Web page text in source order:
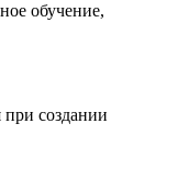
обучение,
создании